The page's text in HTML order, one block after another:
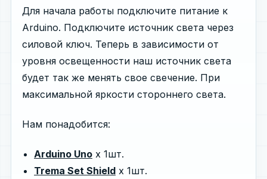
Для начала работы подключите питание к
Arduino. Подключите источник света через
силовой ключ. Теперь в зависимости от
уровня освещенности наш источник света
будет так же менять свое свечение. При
максимальной яркости стороннего света.
Нам понадобится:
Arduino Uno х 1шт.
Trema Set Shield х 1шт.